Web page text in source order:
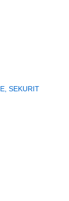
SEKURIT